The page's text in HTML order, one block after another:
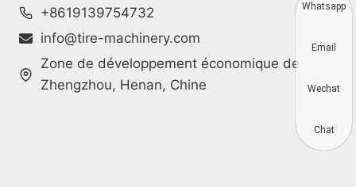
+8619139754732
info@tire-machinery.com
Zone de développement économique de
Zhengzhou, Henan, Chine
Whatsapp
Email
Wechat
Chat